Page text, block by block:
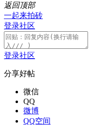
返回顶部
一起来拍砖
登录社区
登录社区
分享好帖
微信
QQ
微博
QQ空间